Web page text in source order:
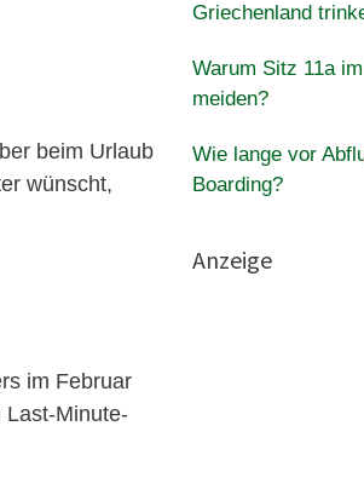
beim Urlaub
wünscht,
im Februar
Last-Minute-
Griechenland
Warum Sitz 11a
meiden?
Wie lange vor
Boarding?
Anzeige